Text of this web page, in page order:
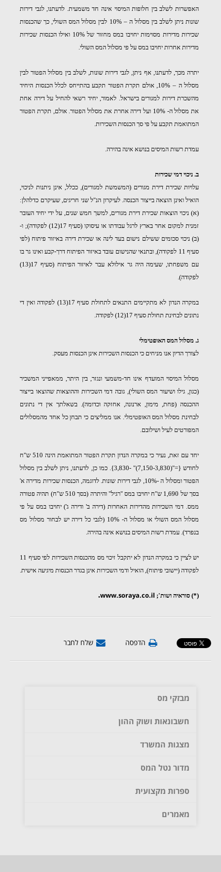
האפשרות לשלב בין חלופות המיסוי אינה חד משמעית. לדעתנו, לגבי דירות
שונות ניתן לשלב בין מסלול ה – 10% לבין מסלול המס השולי, כך שהכנסות
שכירות מדירות מסוימות יחויבו במס מחזור של 10% ואילו הכנסות שכירות
מדירות אחרות יחויבו במס על פי מסלול המס השולי.
יתרה מכך, לדעתנו, אף ניתן, לגבי דירות שונות, לשלב בין מסלול הפטור לבין
מסלול ה – 10%, אולם תקרת הפטור תקבע בהתייחס לכלל הכנסות היחיד
מהשכרת דירות למגורים בישראל. לאמור, יחיד רשאי להחיל על דירה אחת
את מסלול ה- 10% ועל דירה אחרת את מסלול הפטור. אולם, תקרת הפטור
המתואמת תקבע על פי סך הכנסות השכירות.
עמדת רשות המיסים בנושא אינה בהירה.
ב. ניכוי דמי שכירות
עלויות שכירת דירת מגורים (המשמשת למגורים), ככלל, אינן ניתנות לניכוי,
הואיל ואינן הוצאה בייצור הכנסה. לעיקרון הנ"ל שני חריגים, שעיקרם כדלהלן:
(א) ניכוי הוצאות שכירת דירת מגורים, למשך חמש שנים, על ידי יחיד העובר
זמנית למקום אחר בארץ לרגל עבודתו או עיסוקו (סעיף 17(12) לפקודה); ו-
(ב) ניכוי סכומים ששילם נישום בעד לינה או שכירת דירה באיזור פיתוח (לפי
סעיף 11 לפקודה), ובתנאי שהנישום עובד באיזור הפיתוח דרך-קבע ואינו גר בו
עם משפחתו, שעימה היה גר אילולא עבר לאיזור הפיתוח (סעיף 17(13)
לפקודה).
במקרה הנדון לא מתקיימים התנאים לתחולת סעיף 17(13) לפקודה ואין די
נתונים לבחינת תחולת סעיף 17(12) לפקודה.
ג. מסלול המס האופטימלי
לצורך הדיון אנו מניחים כי הכנסות השכירות אינן הכנסות מעסק.
מסלול המיסוי המועדף אינו חד-משמעי ונגזר, בין היתר, ממאפייני המשכיר
(כגון, גילו ושיעור המס השולי), גובה דמי השכירות וההוצאות שהוצאו בייצור
ההכנסה (פחת, מימון, ארנונה, אחזקה וכדומה). בשאלתך אין די נתונים
לבחינת מסלול המס האופטימלי. אנו ממליצים כי תבחן כל אחד מהמסלולים
המפורטים לעיל ושילובם.
יחד עם זאת, נעיר כי במקרה הנדון תקרת הפטור המתואמת הינה 510 ש"ח
לחודש
{="(7,150-3,830)" -3,830}. כמו כן, לדעתנו, ניתן לשלב בין מסלול
הפטור ומסלול ה -10%, לגבי דירות שונות. לדוגמה, הכנסות שכירות מדירה א'
בסך של 1,690 ש"ח יחויבו במס "רגיל" והיתרה (בסך 510 ש"ח) תהיה פטורה
ממס. דמי השכירות מהדירות האחרות (דירה ב' ודירה ג') יחויבו במס על פי
מסלול המס השולי או מסלול ה- 10% (לגבי כל דירה יש לבחור מסלול מס
בנפרד). עמדת רשות המיסים בנושא אינה בהירה.
יש לציין כי במקרה הנדון לא יתקבל זיכוי מס מהכנסות השכירות לפי סעיף 11
לפקודה (יישובי פיתוח), הואיל ודמי השכירות אינן בגדר הכנסות מיגיעה אישית.
(*) סוראיה ושות'; www.soraya.co.il
.
הדפסה שלח לחבר
מבזקי מס
חשבונאות ושוק ההון
מצגות המשרד
מדור נטל המס
ספרות מקצועית
מאמרים